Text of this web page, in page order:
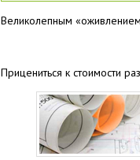
Великолепным
Прицениться к стоимости